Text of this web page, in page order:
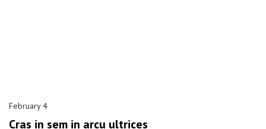
February 4
Cras in sem in arcu ultrices